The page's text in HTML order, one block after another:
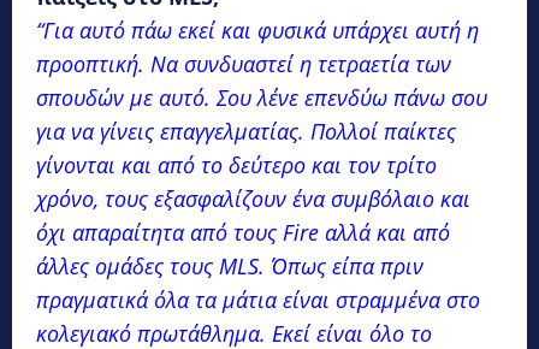
“Για αυτό πάω εκεί και φυσικά υπάρχει αυτή η
προοπτική. Να συνδυαστεί η τετραετία των
σπουδών με αυτό. Σου λένε επενδύω πάνω σου
για να γίνεις επαγγελματίας. Πολλοί παίκτες
γίνονται και από το δεύτερο και τον τρίτο
χρόνο, τους εξασφαλίζουν ένα συμβόλαιο και
όχι απαραίτητα από τους Fire αλλά και από
άλλες ομάδες τους MLS. Όπως είπα πριν
πραγματικά όλα τα μάτια είναι στραμμένα στο
κολεγιακό πρωτάθλημα. Εκεί είναι όλο το